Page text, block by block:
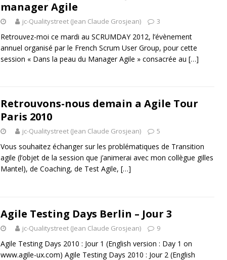
manager Agile
jc-Qualitystreet (Jean Claude Grosjean) 3
Retrouvez-moi ce mardi au SCRUMDAY 2012, l’évènement
annuel organisé par le French Scrum User Group, pour cette
session « Dans la peau du Manager Agile » consacrée au […]
Retrouvons-nous demain a Agile Tour
Paris 2010
jc-Qualitystreet (Jean Claude Grosjean) 5
Vous souhaitez échanger sur les problématiques de Transition
agile (l’objet de la session que j’animerai avec mon collègue gilles
Mantel), de Coaching, de Test Agile, […]
Agile Testing Days Berlin – Jour 3
jc-Qualitystreet (Jean Claude Grosjean) 9
Agile Testing Days 2010 : Jour 1 (English version : Day 1 on
www.agile-ux.com) Agile Testing Days 2010 : Jour 2 (English